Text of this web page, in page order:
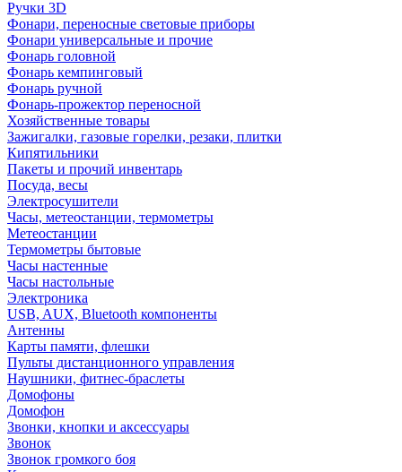
Ручки 3D
Фонари, переносные световые приборы
Фонари универсальные и прочие
Фонарь головной
Фонарь кемпинговый
Фонарь ручной
Фонарь-прожектор переносной
Хозяйственные товары
Зажигалки, газовые горелки, резаки, плитки
Кипятильники
Пакеты и прочий инвентарь
Посуда, весы
Электросушители
Часы, метеостанции, термометры
Метеостанции
Термометры бытовые
Часы настенные
Часы настольные
Электроника
USB, AUX, Bluetooth компоненты
Антенны
Карты памяти, флешки
Пульты дистанционного управления
Наушники, фитнес-браслеты
Домофоны
Домофон
Звонки, кнопки и аксессуары
Звонок
Звонок громкого боя